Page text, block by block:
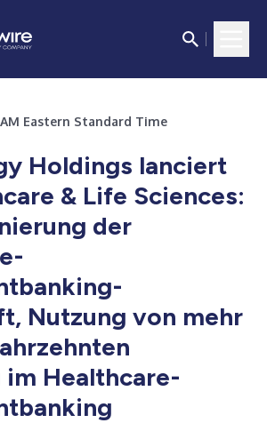
AM Eastern Standard Time
Holdings lanciert
& Life Sciences:
der
Nutzung von mehr
im Healthcare-